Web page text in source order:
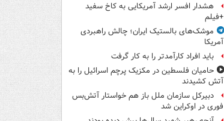
هشدار افسر ارشد آمریکایی به کاخ سفید
+فیلم
موشک‌های بالستیک ایران؛ چالش راهبردی
آمریکا
باید افراد کارآمدتر را به کار گرفت
حامیان فلسطین در مکزیک پرچم اسرائیل را به
آتش کشیدند
دبیرکل سازمان ملل باز هم خواستار آتش‌بس
فوری در اوکراین شد